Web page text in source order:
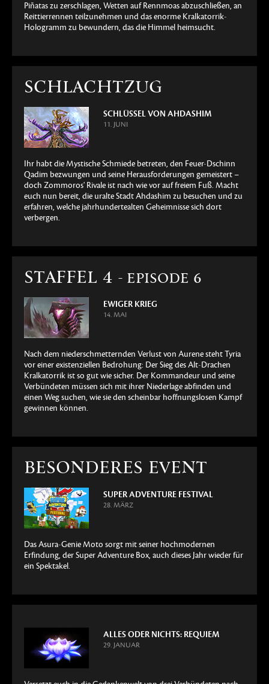
Piñatas zu zerschlagen, Wetten auf Rennmoas abzuschließen, an
Reittierrennen teilzunehmen und das enorme Kralkatorrik-
Hologramm zu bewundern, das die Himmel heimsucht.
SCHLACHTZUG
SCHLÜSSEL VON AHDASHIM
11. JUNI
Ihr habt die Mystische Schmiede betreten, den Feuer-Dschinn
Qadim bezwungen und seine Herausforderungen gemeistert –
doch Zommoros' Rivale ist nach wie vor auf freiem Fuß. Macht
euch nun bereit, die uralte Stadt Ahdashim zu besuchen und zu
erfahren, welche jahrhundertealten Geheimnisse sich dort
verbergen.
STAFFEL 4 - EPISODE 6
EWIGER KRIEG
14. MAI
Nach dem niederschmetternden Verlust von Aurene steht Tyria
vor einer existenziellen Bedrohung: Der Sieg des Alt-Drachen
Kralkatorrik ist so gut wie sicher. Der Kommandeur und seine
Verbündeten müssen sich mit ihrer Niederlage abfinden und
einen Weg suchen, wie sie den scheinbar hoffnungslosen Kampf
gewinnen können.
BESONDERES EVENT
SUPER ADVENTURE FESTIVAL
28. MÄRZ
Das Asura-Genie Moto sorgt mit seiner hochmodernen
Erfindung, der Super Adventure Box, auch dieses Jahr wieder für
ein Spektakel.
ALLES ODER NICHTS: REQUIEM
29. JANUAR